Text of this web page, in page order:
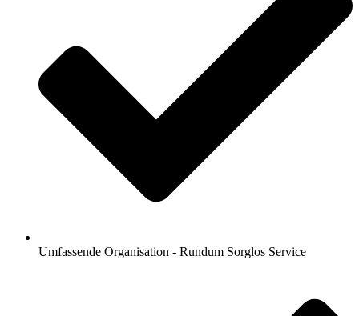
Umfassende Organisation - Rundum Sorglos Service